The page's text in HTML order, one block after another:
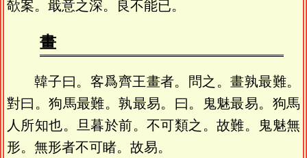
欹案。戢意之深。良不能已。
畫
韓子曰。客爲齊王畫者。問之。畫孰最難。
對曰。狗馬最難。孰最易。曰。鬼魅最易。狗馬
人所知也。旦暮於前。不可類之。故難。鬼魅無
形。無形者不可睹。故易。